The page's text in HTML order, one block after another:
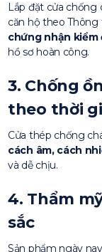
Lắp đặt cửa chống
căn hộ theo Thông
chứng nhận kiểm
hồ sơ hoàn công.
3. Chống
theo thời
Cửa thép chống
cách âm, cách
và dễ chịu.
4. Thẩm
sắc
Sản phẩm ngày